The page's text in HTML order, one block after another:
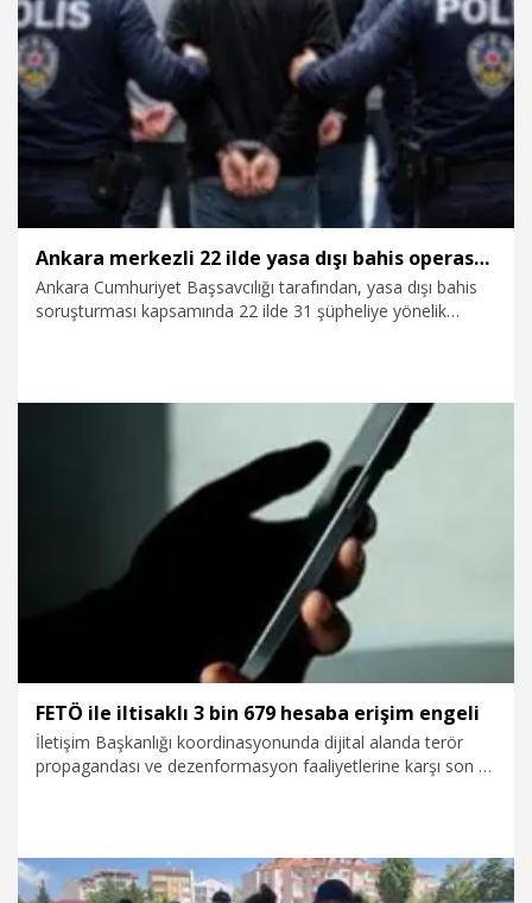
28.07.2026 Gündem
Ankara merkezli 22 ilde yasa dışı bahis operasyonu; 22 gözaltı
Ankara Cumhuriyet Başsavcılığı tarafından, yasa dışı bahis
soruşturması kapsamında 22 ilde 31 şüpheliye yönelik
Gündem
FETÖ ile iltisaklı 3 bin 679 hesaba erişim engeli
İletişim Başkanlığı koordinasyonunda dijital alanda terör
propagandası ve dezenformasyon faaliyetlerine karşı son 7